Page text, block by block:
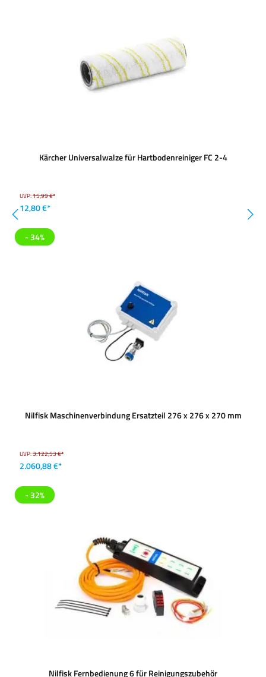
Kärcher Universalwalze für Hartbodenreiniger FC 2-4
UVP:15,99 €*
12,80 €*
- 34%
Nilfisk Maschinenverbindung Ersatzteil 276 x 276 x 270 mm
UVP:3.122,53 €*
2.060,88 €*
- 32%
Nilfisk Fernbedienung 6 für Reinigungszubehör